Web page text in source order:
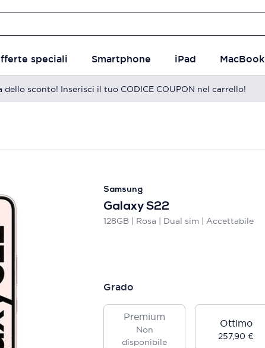
speciali Smartphone iPad MacBook
sconto! Inserisci il tuo CODICE COUPON nel carrello!
Samsung
Galaxy S22
128GB | Rosa | Dual sim | Accettabile
Grado
Premium
Non
disponibile
Ottimo
257,90 €